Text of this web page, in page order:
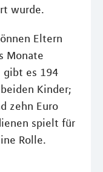
wurde.
Eltern
Monate
es 194
Kinder;
zehn Euro
spielt für
Rolle.